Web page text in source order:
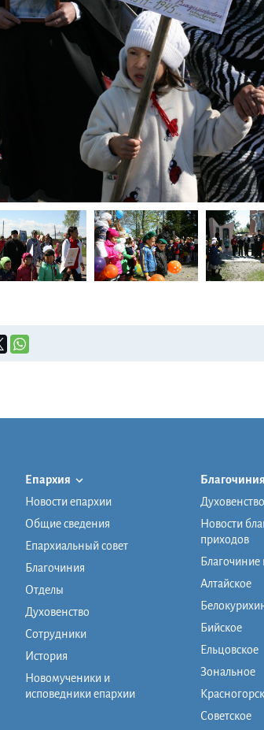
Епархия
Новости епархии
Общие сведения
Епархиальный совет
Благочиния
Отделы
Духовенство
Сотрудники
История
Новомученики и
исповедники епархии
Благочиния
Духовенство
Новости
приходов
Благочиние
Алтайское
Бийское
Ельцовское
Зональное
Советское